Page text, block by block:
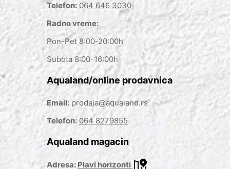
Telefon: 064 646 3030
Radno vreme:
Pon-Pet 8:00-20:00h
Subota 8:00-16:00h
Aqualand/online prodavnica
Email: prodaja@aqualand.rs
Telefon: 064 8279855
Aqualand magacin
Adresa:Plavi horizonti